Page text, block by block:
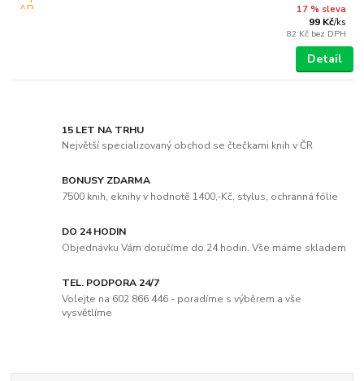
17 % sleva
99 Kč/ks
82 Kč bez DPH
Detail
15 LET NA TRHU
Největší specializovaný obchod se čtečkami knih v ČR
BONUSY ZDARMA
7500 knih, eknihy v hodnotě 1400,-Kč, stylus, ochranná fólie
DO 24 HODIN
Objednávku Vám doručíme do 24 hodin. Vše máme skladem
TEL. PODPORA 24/7
Volejte na 602 866 446 - poradíme s výběrem a vše
vysvětlíme